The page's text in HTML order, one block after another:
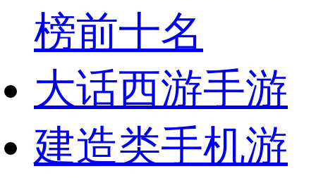
榜前十名
大话西游手游
建造类手机游